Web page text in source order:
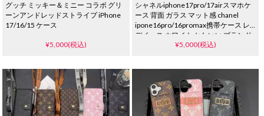
グッチ ミッキー＆ミニー コラボ グリ
ーンアンドレッドストライプ iPhone
17/16/15 ケース
¥5,000(税込)
シャネルiphone17pro/17airスマホケ
ース 背面 ガラス マット感 chanel
ipone16pro/16promax携帯ケース レ
デイース ホワイト かわいい ブランド
iphone15/14 proケース 強化ガラス 薄
¥5,000(税込)